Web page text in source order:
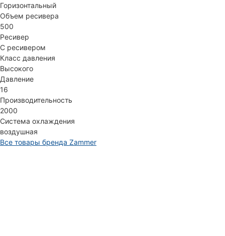
Горизонтальный
Объем ресивера
500
Ресивер
С ресивером
Класс давления
Высокого
Давление
16
Производительность
2000
Система охлаждения
воздушная
Все товары бренда Zammer